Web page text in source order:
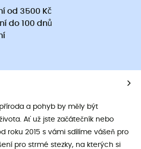
od 3500 Kč
do 100 dnů
a pohyb by měly být
Ať už jste začátečník nebo
roku 2015 s vámi sdílíme vášeň pro
pro strmé stezky, na kterých si